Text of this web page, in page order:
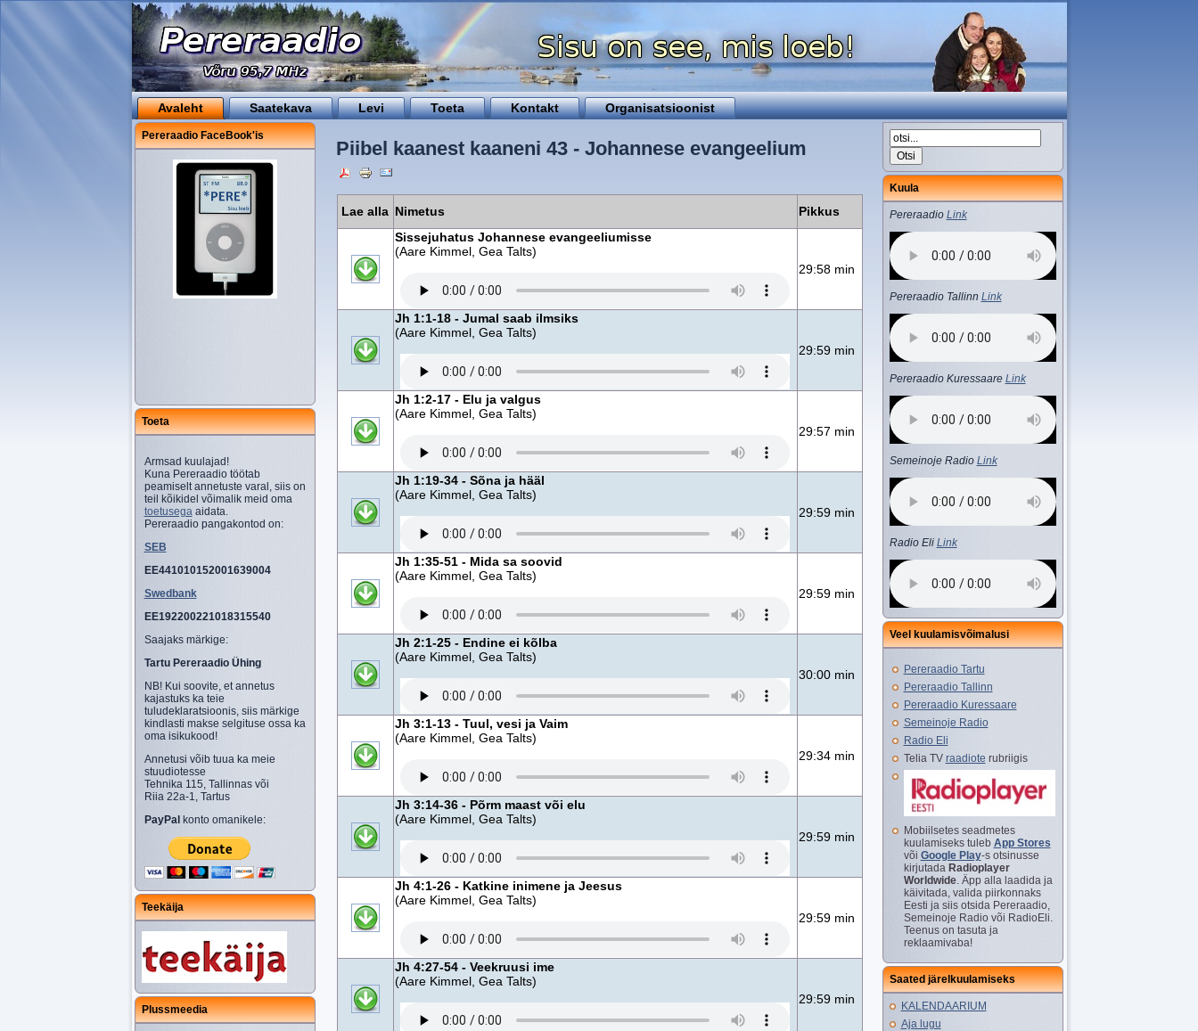
Avaleht Saatekava Levi Toeta Kontakt Organisatsioonist
Pereraadio FaceBook'is
Toeta
Armsad kuulajad!
Kuna Pereraadio töötab
peamiselt annetuste varal, siis on
teil kõikidel võimalik meid oma
toetusegaaidata.
Pereraadio pangakontod on:
SEB
EE441010152001639004
Swedbank
EE192200221018315540
Saajaks märkige:
Tartu Pereraadio Ühing
NB! Kui soovite, et annetus
kajastuks ka teie
tuludeklaratsioonis, siis märkige
kindlasti makse selgituse ossa ka
oma isikukood!
Annetusi võib tuua ka meie
stuudiotesse
Tehnika 115, Tallinnas või
Riia 22a-1, Tartus
PayPal konto omanikele:
Teekäija
Plussmeedia
Piibel kaanest kaaneni 43 - Johannese evangeelium
Lae alla Nimetus
Pikkus
Sissejuhatus Johannese evangeeliumisse
(Aare Kimmel, Gea Talts)
29:58 min
Jh 1:1-18 - Jumal saab ilmsiks
(Aare Kimmel, Gea Talts)
29:59 min
Jh 1:2-17 - Elu ja valgus
(Aare Kimmel, Gea Talts)
29:57 min
Jh 1:19-34 - Sõna ja hääl
(Aare Kimmel, Gea Talts)
29:59 min
Jh 1:35-51 - Mida sa soovid
(Aare Kimmel, Gea Talts)
29:59 min
Jh 2:1-25 - Endine ei kõlba
(Aare Kimmel, Gea Talts)
30:00 min
Jh 3:1-13 - Tuul, vesi ja Vaim
(Aare Kimmel, Gea Talts)
29:34 min
Jh 3:14-36 - Põrm maast või elu
(Aare Kimmel, Gea Talts)
29:59 min
Jh 4:1-26 - Katkine inimene ja Jeesus
(Aare Kimmel, Gea Talts)
29:59 min
Jh 4:27-54 - Veekruusi ime
(Aare Kimmel, Gea Talts)
29:59 min
Kuula
Pereraadio Link
Pereraadio Tallinn Link
Pereraadio Kuressaare Link
Semeinoje Radio Link
Radio Eli Link
Veel kuulamisvõimalusi
Pereraadio Tartu
Pereraadio Tallinn
Pereraadio Kuressaare
Semeinoje Radio
Radio Eli
Telia TV raadiote rubriigis
Mobiilsetes seadmetes
kuulamiseks tuleb App Stores
või Google Play-s otsinusse
kirjutada Radioplayer
Worldwide. Äpp alla laadida ja
käivitada, valida piirkonnaks
Eesti ja siis otsida Pereraadio,
Semeinoje Radio või RadioEli.
Teenus on tasuta ja
reklaamivaba!
Saated järelkuulamiseks
KALENDAARIUM
Aja lugu